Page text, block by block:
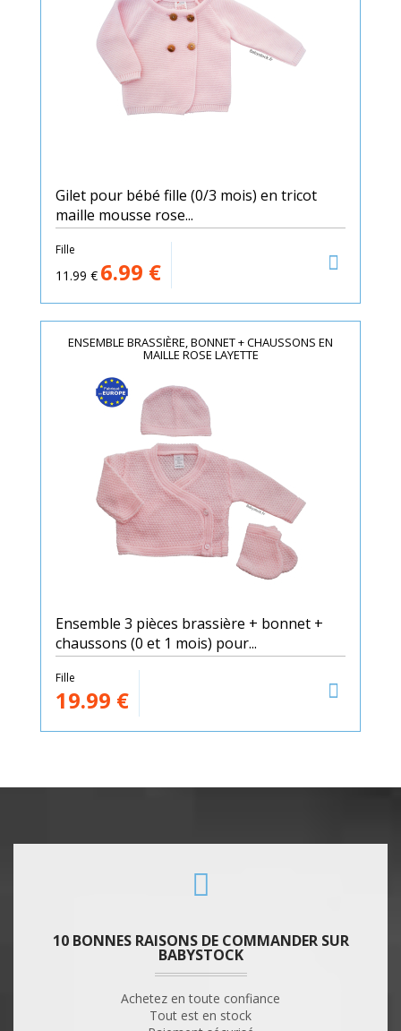
Gilet pour bébé fille (0/3 mois) en tricot
maille mousse rose...
Fille
11.99 € 6.99 €
ENSEMBLE BRASSIÈRE, BONNET + CHAUSSONS EN
MAILLE ROSE LAYETTE
Ensemble 3 pièces brassière + bonnet +
chaussons (0 et 1 mois) pour...
Fille
19.99 €
10 BONNES RAISONS DE COMMANDER SUR
BABYSTOCK
Achetez en toute confiance
Tout est en stock